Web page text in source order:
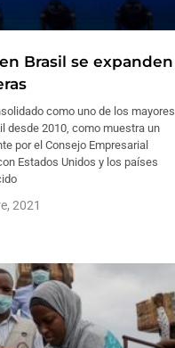
Brasil se expanden
como uno de los mayores
desde 2010, como muestra un
por el Consejo Empresarial
Estados Unidos y los países
2021